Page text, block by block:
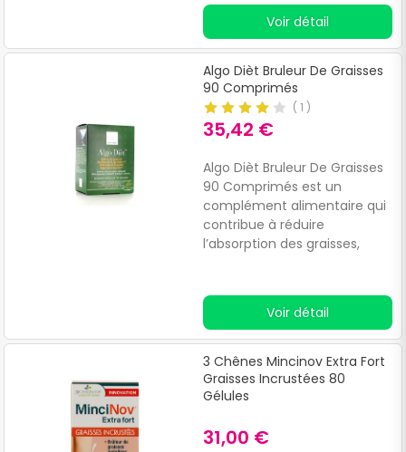
biologique dans une solution
buvable sans conservateur ni
alcool.Il contient, entre
autres, de l'artichaut, qui
contribue à la perte de poids,
du fenouil, qui aide à réduire
la formation de gaz pendant
la digestion, et de l'aloe vera,
qui a des propriétés
nettoyantes et détoxifiantes.
Voir détail
Algo Dièt Bruleur De Graisses
90 Comprimés
( 1 )
35,42 €
Algo Dièt Bruleur De Graisses
90 Comprimés est un
complément alimentaire qui
contribue à réduire
l’absorption des graisses,
l’appétit tout en participant
au bon fonctionnement du
système digestif.Sa formule
aux propriétés amincissantes
est composée de 2 algues, le
Goémon noir norvégien et le
Voir détail
3 Chênes Mincinov Extra Fort
Graisses Incrustées 80
Gélules
31,00 €